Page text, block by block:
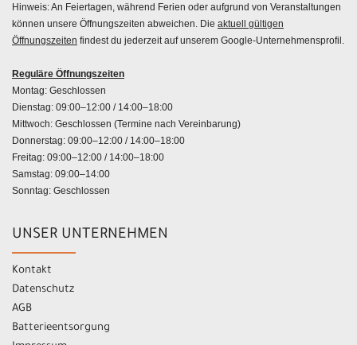
Hinweis: An Feiertagen, während Ferien oder aufgrund von Veranstaltungen
können unsere Öffnungszeiten abweichen. Die aktuell gültigen
Öffnungszeiten findest du jederzeit auf unserem Google-Unternehmensprofil.
Reguläre Öffnungszeiten
Montag: Geschlossen
Dienstag: 09:00–12:00 / 14:00–18:00
Mittwoch: Geschlossen (Termine nach Vereinbarung)
Donnerstag: 09:00–12:00 / 14:00–18:00
Freitag: 09:00–12:00 / 14:00–18:00
Samstag: 09:00–14:00
Sonntag: Geschlossen
UNSER UNTERNEHMEN
Kontakt
Datenschutz
AGB
Batterieentsorgung